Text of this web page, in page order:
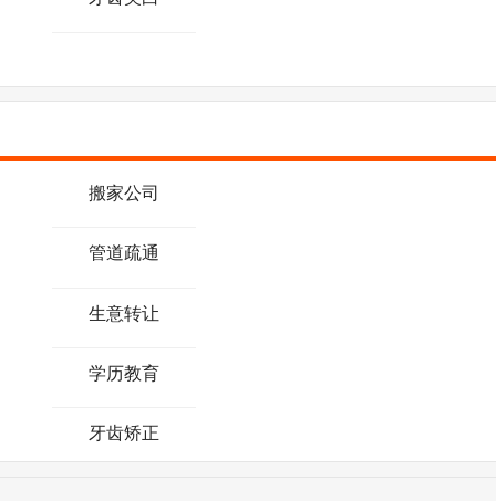
搬家公司
管道疏通
生意转让
学历教育
牙齿矫正